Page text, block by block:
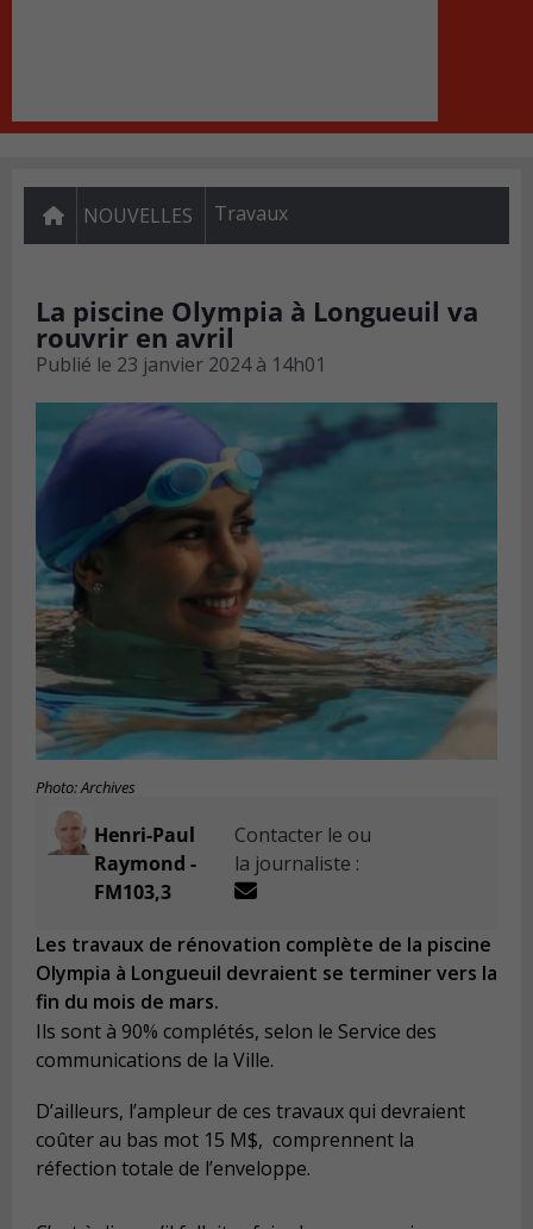
NOUVELLES Travaux
La piscine Olympia à Longueuil va
rouvrir en avril
Publié le 23 janvier 2024 à 14h01
Photo: Archives
Henri-Paul
Raymond -
FM103,3
Contacter le ou
la journaliste :
Les travaux de rénovation complète de la piscine
Olympia à Longueuil devraient se terminer vers la
fin du mois de mars.
Ils sont à 90% complétés, selon le Service des
communications de la Ville.
D’ailleurs, l’ampleur de ces travaux qui devraient
coûter au bas mot 15 M$, comprennent la
réfection totale de l’enveloppe.